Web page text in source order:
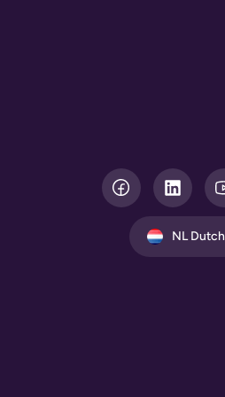
L
i
n
k
e
NL Dutch